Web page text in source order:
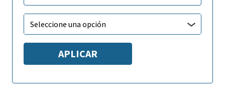
Seleccione una opción